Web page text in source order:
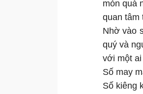
món quà
quan tâm
Nhờ vào
quý và
với một
Số may
Số kiêng